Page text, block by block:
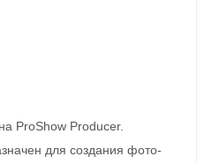
ProShow Producer.
для создания фото-